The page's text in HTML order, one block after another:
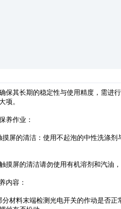
保其长期的稳定性与使用精度，需进
项。
养作业：
屏的清洁：使用不起泡的中性洗涤
摸屏的清洁请勿使用有机溶剂和汽油
内容：
材料末端检测光电开关的作动是否